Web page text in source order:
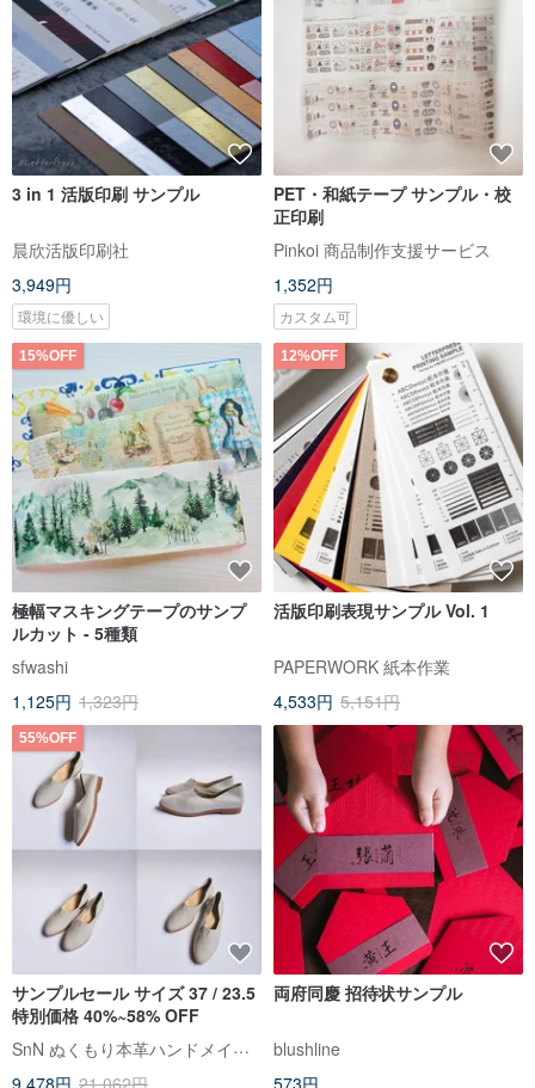
3 in 1 活版印刷 サンプル
晨欣活版印刷社
3,949円
環境に優しい
PET・和紙テープ サンプル・校
正印刷
Pinkoi 商品制作支援サービス
1,352円
カスタム可
15%OFF
極幅マスキングテープのサンプ
ルカット - 5種類
sfwashi
1,125円 1,323円
12%OFF
活版印刷表現サンプル Vol. 1
PAPERWORK 紙本作業
4,533円 5,151円
55%OFF
サンプルセール サイズ 37 / 23.5
特別価格 40%~58% OFF
SnN ぬくもり本革ハンドメイドシューズ
9,478円 21,062円
両府同慶 招待状サンプル
blushline
573円